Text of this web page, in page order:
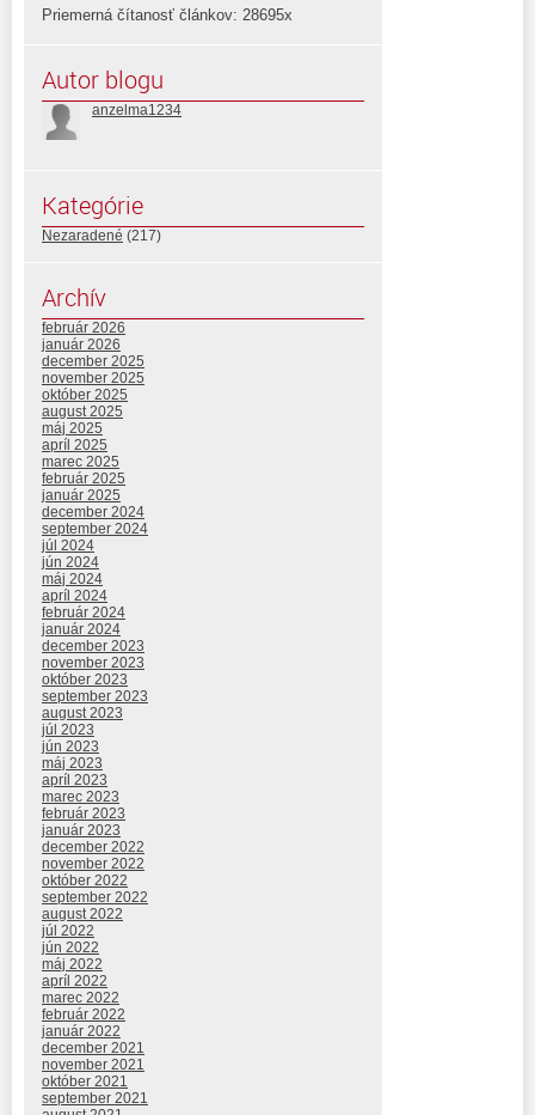
Priemerná čítanosť článkov: 28695x
Autor blogu
anzelma1234
Kategórie
Nezaradené (217)
Archív
február 2026
január 2026
december 2025
november 2025
október 2025
august 2025
máj 2025
apríl 2025
marec 2025
február 2025
január 2025
december 2024
september 2024
júl 2024
jún 2024
máj 2024
apríl 2024
február 2024
január 2024
december 2023
november 2023
október 2023
september 2023
august 2023
júl 2023
jún 2023
máj 2023
apríl 2023
marec 2023
február 2023
január 2023
december 2022
november 2022
október 2022
september 2022
august 2022
júl 2022
jún 2022
máj 2022
apríl 2022
marec 2022
február 2022
január 2022
december 2021
november 2021
október 2021
september 2021